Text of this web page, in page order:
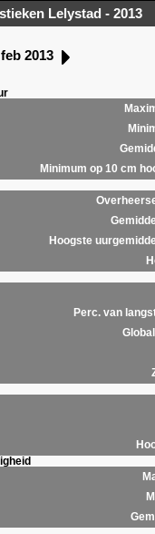
Lelystad - 2013
2013
Minimum op 10 cm
Hoogste
Perc. van